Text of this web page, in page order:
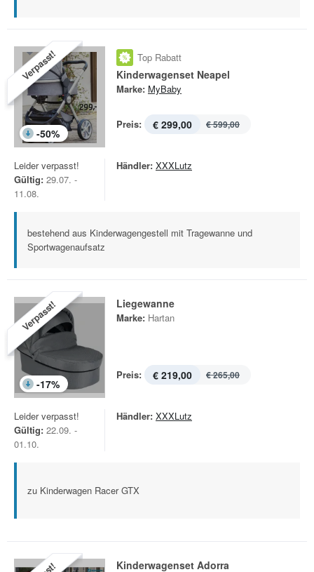
Verpasst!
-50%
Top Rabatt
Kinderwagenset Neapel
Marke: MyBaby
Preis: € 299,00 € 599,00
Leider verpasst!
Gültig: 29.07. -
11.08.
Händler: XXXLutz
bestehend aus Kinderwagengestell mit Tragewanne und
Sportwagenaufsatz
Verpasst!
-17%
Liegewanne
Marke: Hartan
Preis: € 219,00 € 265,00
Leider verpasst!
Gültig: 22.09. -
01.10.
Händler: XXXLutz
zu Kinderwagen Racer GTX
Kinderwagenset Adorra